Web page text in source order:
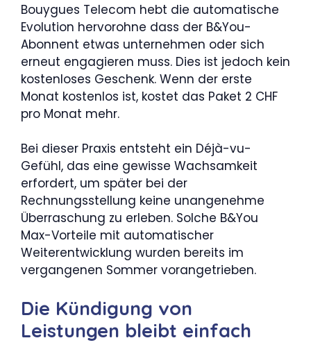
Bouygues Telecom hebt die automatische
Evolution hervorohne dass der B&You-
Abonnent etwas unternehmen oder sich
erneut engagieren muss. Dies ist jedoch kein
kostenloses Geschenk. Wenn der erste
Monat kostenlos ist, kostet das Paket 2 CHF
pro Monat mehr.
Bei dieser Praxis entsteht ein Déjà-vu-
Gefühl, das eine gewisse Wachsamkeit
erfordert, um später bei der
Rechnungsstellung keine unangenehme
Überraschung zu erleben. Solche B&You
Max-Vorteile mit automatischer
Weiterentwicklung wurden bereits im
vergangenen Sommer vorangetrieben.
Die Kündigung von
Leistungen bleibt einfach